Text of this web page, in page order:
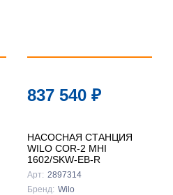
837 540 ₽
НАСОСНАЯ СТАНЦИЯ
WILO COR-2 MHI
1602/SKW-EB-R
Арт: 2897314
Бренд: Wilo